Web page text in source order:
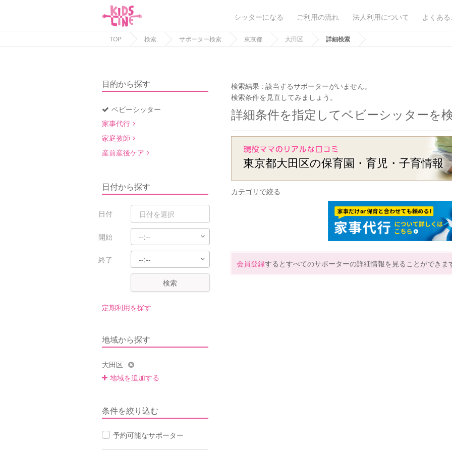
シッターになる ご利用の流れ 法人利用について よくあ
TOP 検索 サポーター検索 東京都 大田区 詳細検索
目的から探す
ベビーシッター
家事代行
家庭教師
産前産後ケア
日付から探す
日付
開始
終了
検索
定期利用を探す
地域から探す
大田区
地域を追加する
条件を絞り込む
予約可能なサポーター
検索結果 :該当するサポーターがいません。
検索条件を見直してみましょう。
詳細条件を指定してベビーシッターを
東京都大田区の保育園・育児・子育情報
カテゴリで絞る
会員登録するとすべてのサポーターの詳細情報を見ることができま